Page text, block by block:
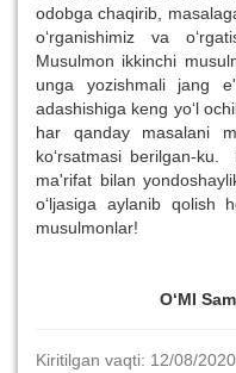
odobga chaqirib,
o‘rganishimiz va
Musulmon ikkinchi
unga yozishmali jang
adashishiga keng yo‘l
har qanday masalani
ko‘rsatmasi berilgan-
ma'rifat bilan
o‘ljasiga aylanib qolish
musulmonlar!
O‘MI
Kiritilgan vaqti: 12/08/